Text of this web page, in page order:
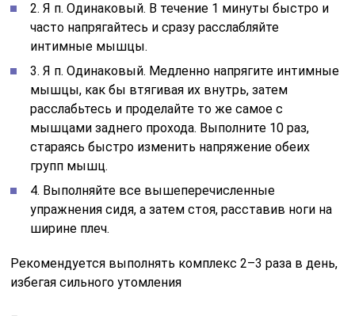
2. Я п. Одинаковый. В течение 1 минуты быстро и
часто напрягайтесь и сразу расслабляйте
интимные мышцы.
3. Я п. Одинаковый. Медленно напрягите интимные
мышцы, как бы втягивая их внутрь, затем
расслабьтесь и проделайте то же самое с
мышцами заднего прохода. Выполните 10 раз,
стараясь быстро изменить напряжение обеих
групп мышц.
4. Выполняйте все вышеперечисленные
упражнения сидя, а затем стоя, расставив ноги на
ширине плеч.
Рекомендуется выполнять комплекс 2–3 раза в день,
избегая сильного утомления